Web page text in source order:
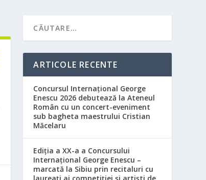
ARTICOLE RECENTE
Concursul Internațional George
Enescu 2026 debutează la Ateneul
Român cu un concert-eveniment
sub bagheta maestrului Cristian
Măcelaru
Ediția a XX-a a Concursului
Internațional George Enescu –
marcată la Sibiu prin recitaluri cu